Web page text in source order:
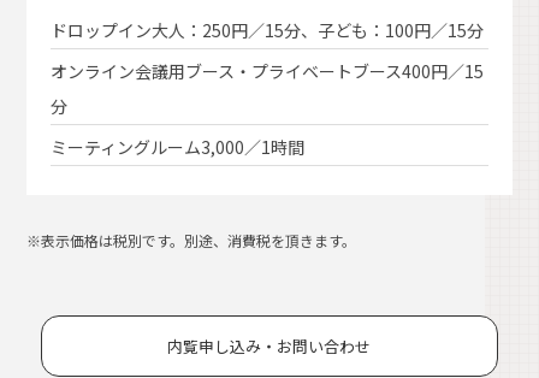
ドロップイン大人：250円／15分、子ども：100円／15分
オンライン会議用ブース・プライベートブース400円／15
分
ミーティングルーム3,000／1時間
※表示価格は税別です。別途、消費税を頂きます。
内覧申し込み・お問い合わせ